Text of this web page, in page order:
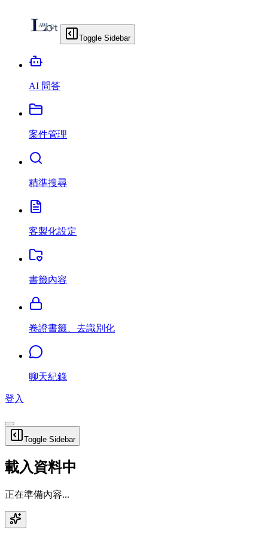
Toggle Sidebar
AI 問答
案件管理
精準搜尋
客製化設定
書籤內容
卷證書籤、去識別化
聊天紀錄
登入
Toggle Sidebar
載入資料中
正在準備內容...